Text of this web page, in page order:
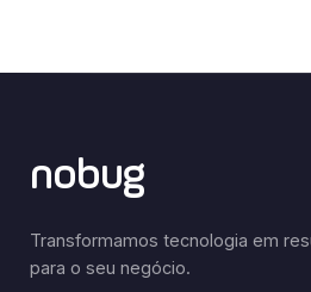
nobug
Transformamos tecnologia em
para o seu negócio.